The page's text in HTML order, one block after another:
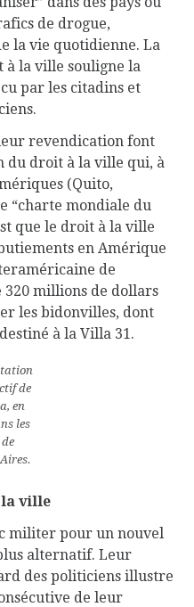
de drogue,
la vie quotidienne. La
à la ville souligne la
par les citadins et
revendication font
du droit à la ville qui, à
(Quito,
“charte mondiale du
que le droit à la ville
en Amérique
de
320 millions de dollars
les bidonvilles, dont
à la Villa 31.
de
en
les
la ville
militer pour un nouvel
alternatif. Leur
des politiciens illustre
de leur